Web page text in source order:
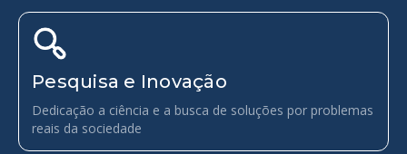
Pesquisa e Inovação
Dedicação a ciência e a busca de soluções por problemas
reais da sociedade